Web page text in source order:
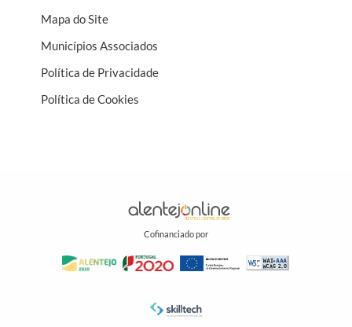
Mapa do Site
Municípios Associados
Política de Privacidade
Política de Cookies
Cofinanciado por